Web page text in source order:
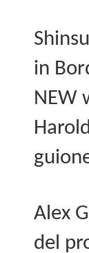
in
NEW
Alex
del